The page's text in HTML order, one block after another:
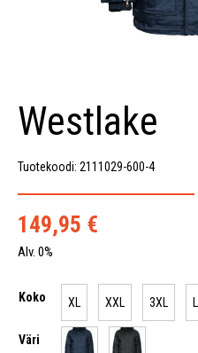
Westlake
Tuotekoodi: 2111029-600-4
149,95 €
Alv. 0%
Koko XL XXL 3XL L
Väri